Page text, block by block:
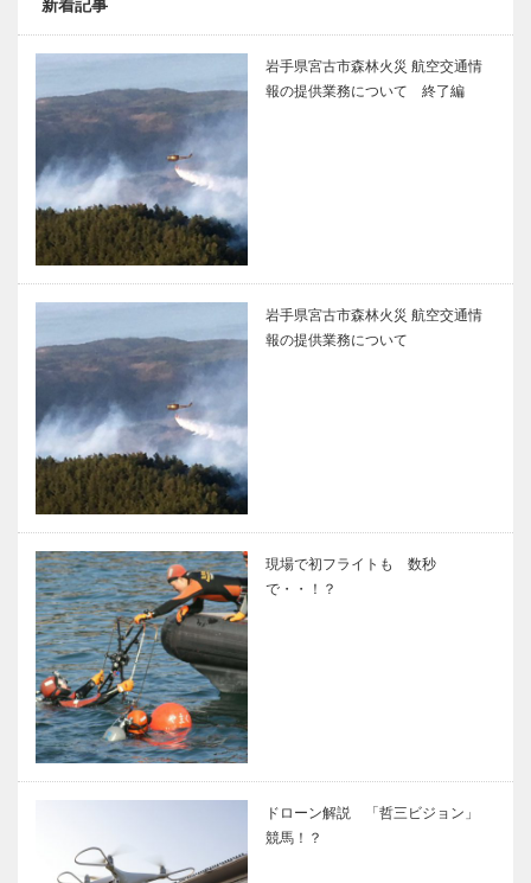
新着記事
岩手県宮古市森林火災 航空交通情
報の提供業務について 終了編
岩手県宮古市森林火災 航空交通情
報の提供業務について
現場で初フライトも 数秒
で・・！？
ドローン解説 「哲三ビジョン」
競馬！？